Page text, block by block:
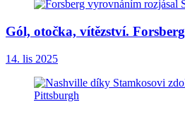
Gól, otočka, vítězství.
14. lis 2025